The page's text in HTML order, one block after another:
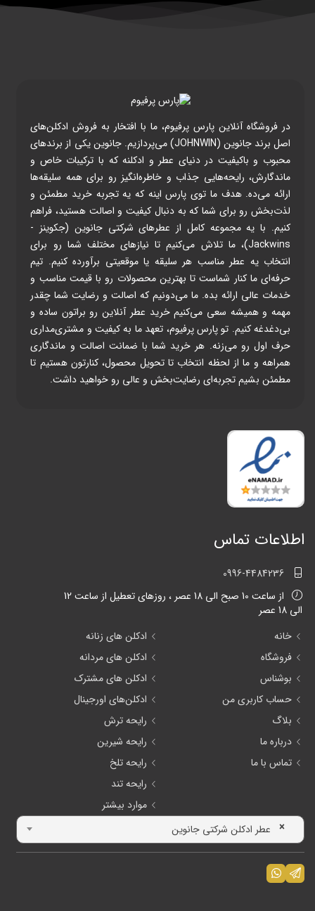
در فروشگاه آنلاین پارس پرفیوم، ما با افتخار به فروش ادکلن‌های
اصل برند جانوین (JOHNWIN) می‌پردازیم. جانوین یکی از برندهای
محبوب و باکیفیت در دنیای عطر و ادکلنه که با ترکیبات خاص و
ماندگارش، رایحه‌هایی جذاب و خاطره‌انگیز رو برای همه سلیقه‌ها
ارائه می‌ده. هدف ما توی پارس اینه که یه تجربه خرید مطمئن و
لذت‌بخش رو برای شما که به دنبال کیفیت و اصالت هستید، فراهم
کنیم. با یه مجموعه کامل از عطرهای شرکتی جانوین (جکوینز -
Jackwins)، ما تلاش می‌کنیم تا نیازهای مختلف شما رو برای
انتخاب یه عطر مناسب هر سلیقه یا موقعیتی برآورده کنیم. تیم
حرفه‌ای ما کنار شماست تا بهترین محصولات رو با قیمت مناسب و
خدمات عالی ارائه بده. ما می‌دونیم که اصالت و رضایت شما چقدر
مهمه و همیشه سعی می‌کنیم خرید عطر آنلاین رو براتون ساده و
بی‌دغدغه کنیم. تو پارس پرفیوم، تعهد ما به کیفیت و مشتری‌مداری
حرف اول رو می‌زنه. هر خرید شما با ضمانت اصالت و ماندگاری
همراهه و ما از لحظه انتخاب تا تحویل محصول، کنارتون هستیم تا
مطمئن بشیم تجربه‌ای رضایت‌بخش و عالی رو خواهید داشت.
اطلاعات تماس
0996-4484236
از ساعت 10 صبح الی 18 عصر ، روزهای تعطیل از ساعت 12
الی 18 عصر
خانه
فروشگاه
بوشناس
حساب کاربری من
بلاگ
درباره ما
تماس با ما
ادکلن های زنانه
ادکلن های مردانه
ادکلن های مشترک
ادکلن‌های اورجینال
رایحه ترش
رایحه شیرین
رایحه تلخ
رایحه تند
موارد بیشتر
× عطر ادکلن شرکتی جانوین